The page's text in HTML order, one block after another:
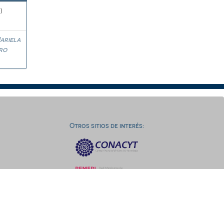
Otros sitios de interés: